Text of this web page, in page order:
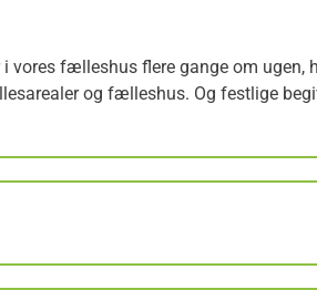
fælleshus flere gange om ugen,
og fælleshus. Og festlige